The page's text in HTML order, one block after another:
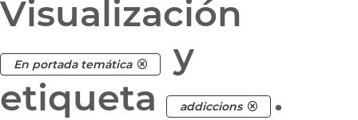
Visualización
En portada temática
y
etiqueta
addiccions .